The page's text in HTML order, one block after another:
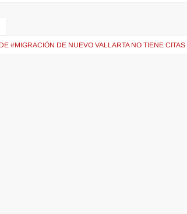
#MIGRACIÓN DE NUEVO VALLARTA NO TIENE CITAS